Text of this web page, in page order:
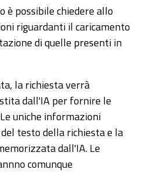
è possibile chiedere allo
riguardanti il caricamento
di quelle presenti in
la richiesta verrà
dall'IA per fornire le
uniche informazioni
testo della richiesta e la
dall'IA. Le
comunque